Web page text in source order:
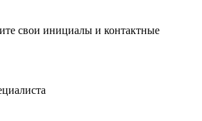
свои инициалы и контактные